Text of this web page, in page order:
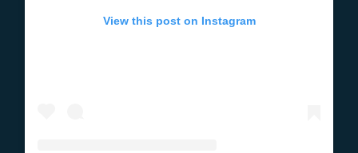
View this post on Instagram